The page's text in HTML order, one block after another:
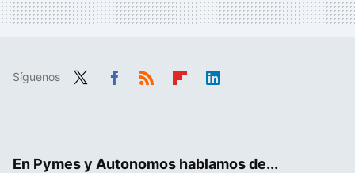
Síguenos
En Pymes y Autonomos hablamos de...